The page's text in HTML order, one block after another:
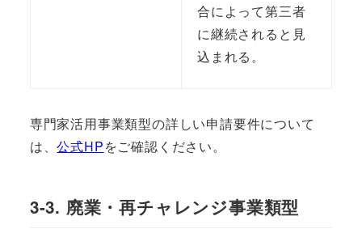
合によって第三者
に継続されると見
込まれる。
専門家活用事業類型の詳しい申請要件について
は、公式HPをご確認ください。
3-3. 廃業・再チャレンジ事業類型